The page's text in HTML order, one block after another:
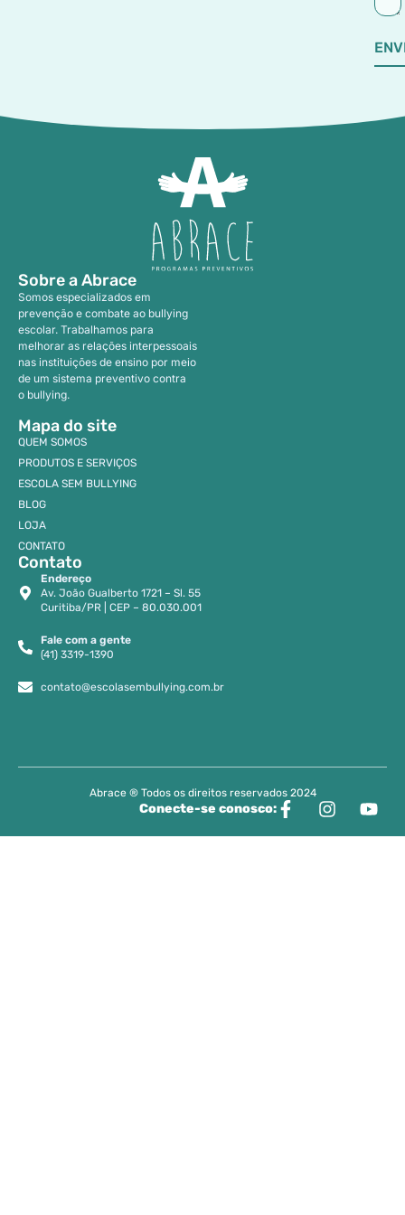
Sobre a Abrace
Somos especializados em
prevenção e combate ao bullying
escolar. Trabalhamos para
melhorar as relações interpessoais
nas instituições de ensino por meio
de um sistema preventivo contra
o bullying.
Mapa do site
QUEM SOMOS
PRODUTOS E SERVIÇOS
ESCOLA SEM BULLYING
BLOG
LOJA
CONTATO
Contato
Endereço
Av. João Gualberto 1721 – Sl. 55
Curitiba/PR | CEP – 80.030.001
Fale com a gente
(41) 3319-1390
contato@escolasembullying.com.br
Abrace ® Todos os direitos reservados 2024
Conecte-se conosco: